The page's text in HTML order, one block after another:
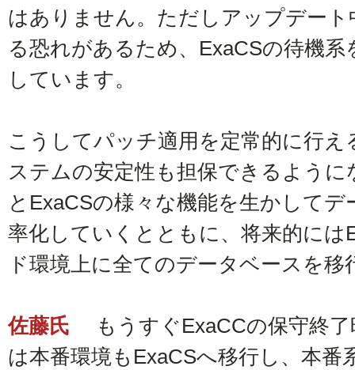
はありません。ただしアップデー
る恐れがあるため、ExaCSの待機
しています。
こうしてパッチ適用を定常的に行
ステムの安定性も担保できるよう
とExaCSの様々な機能を生かして
率化していくとともに、将来的に
ド環境上に全てのデータベースを移
佐藤氏
もうすぐExaCCの保守終
は本番環境もExaCSへ移行し、本番